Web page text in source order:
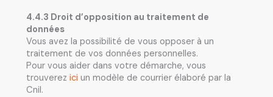
4.4.3 Droit d’opposition au traitement de
données
Vous avez la possibilité de vous opposer à un
traitement de vos données personnelles.
Pour vous aider dans votre démarche, vous
trouverez ici un modèle de courrier élaboré par la
Cnil.